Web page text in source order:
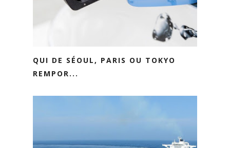
QUI DE SÉOUL, PARIS OU TOKYO
REMPOR...